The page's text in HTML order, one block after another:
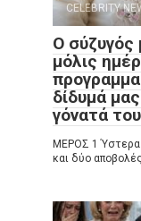
CELEBRITY
Ο σύζυγός
μόλις
δίδυμά
γόνατά
ΜΕΡΟΣ 1 Ύστερα
και δύο